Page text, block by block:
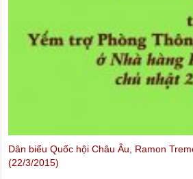
Voice of America